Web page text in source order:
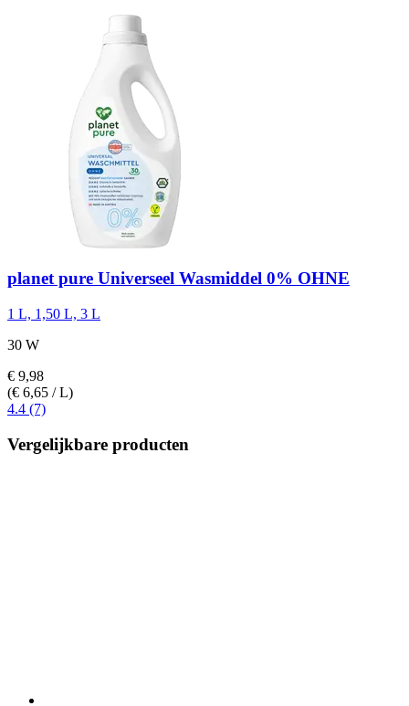
planet pure Universeel Wasmiddel 0% OHNE
1 L, 1,50 L, 3 L
30 W
€ 9,98
(€ 6,65 / L)
4.4 (7)
Vergelijkbare producten